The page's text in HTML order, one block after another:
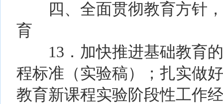
四、全面贯彻教育方针，
育
13．加快推进基础教育的
程标准（实验稿）；扎实做
教育新课程实验阶段性工作